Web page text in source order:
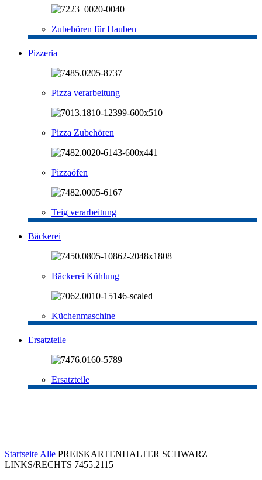
Zubehören für Hauben
Pizzeria
Pizza verarbeitung
Pizza Zubehören
Pizzaöfen
Teig verarbeitung
Bäckerei
Bäckerei Kühlung
Küchenmaschine
Ersatzteile
Ersatzteile
Startseite Alle PREISKARTENHALTER SCHWARZ
LINKS/RECHTS 7455.2115